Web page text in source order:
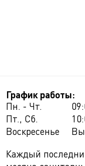
График работы:
Пн. - Чт.
Пт., Сб.
Воскресенье
Каждый